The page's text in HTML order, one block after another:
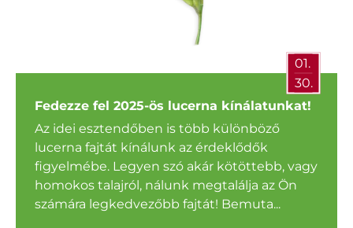
01.
30.
Fedezze fel 2025-ös lucerna kínálatunkat!
Az idei esztendőben is több különböző
lucerna fajtát kínálunk az érdeklődők
figyelmébe. Legyen szó akár kötöttebb, vagy
homokos talajról, nálunk megtalálja az Ön
számára legkedvezőbb fajtát! Bemuta...